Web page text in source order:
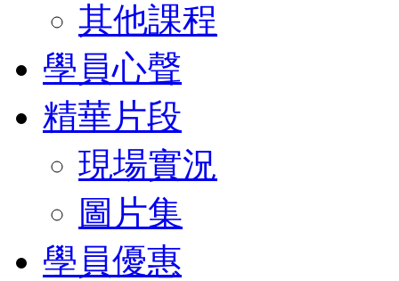
其他課程
學員心聲
精華片段
現場實況
圖片集
學員優惠